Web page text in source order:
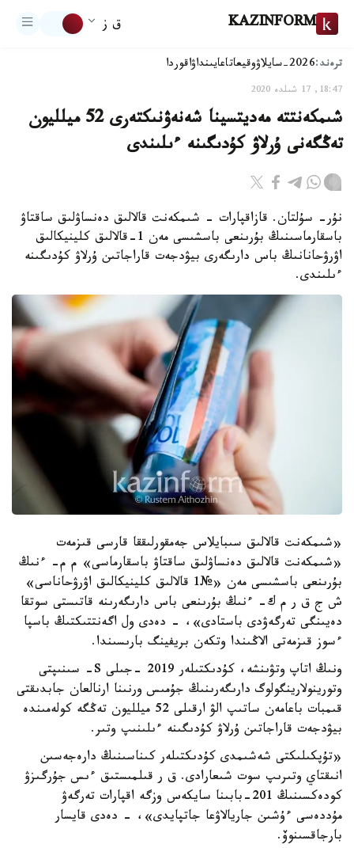
KAZINFORM ق ز
ترەند:2026-سايلاۋ وقيعاتاعايىنداۋاقوردا
18:47, 17 شىلدە 2020
شىمكەنتتە مەديتسينا شەنەۋنىكتەرى 52 ميلليون
تەڭگەنى ۇرلاۋ كۇدىگىنە ءىلىندى
نۇر- سۇلتان. قازاقپارات - شىمكەنت قالالىق دەنساۋلىق ساقتاۋ
باسقارماسىنىڭ بۇرىنعى باسشىسى مەن 1-قالالىق كلينيكالىق
اۋرۋحانانىڭ باس دارىگەرى بيۋدجەت قاراجاتىن ۇرلاۋ كۇدىگىنە
ءىلىندى.
«شىمكەنت قالالىق سىبايلاس جەمقورلىققا قارسى قىزمەت
«شىمكەنت قالالىق دەنساۋلىق ساقتاۋ باسقارماسى» م م- ءنىڭ
بۇرىنعى باسشىسى مەن «№1 قالالىق كلينيكالىق اۋرۋحاناسى»
ش ج ق ر م ك- ءنىڭ بۇرىنعى باس دارىگەرىنە قاتىستى سوتقا
دەيىنگى تەرگەۋدى باستادى»، - دەدى ول اگەنتتىكتىڭ باسپا
ءسوز قىزمەتى الاڭىندا وتكەن بريفينگ بارىسىندا.
ونىڭ اتاپ وتۋىنشە، كۇدىكتىلەر 2019 -جىلى S- سىنىپتى
وتورينولارينگولوگ دارىگەرىنىڭ جۇمىس ورنىنا ارنالعان جابدىقتى
قىمبات باعامەن ساتىپ الۋ ارقىلى 52 ميلليون تەڭگە كولەمىندە
بيۋدجەت قاراجاتىن ۇرلاۋ كۇدىگىنە ءىلىنىپ وتىر.
«تۇپكىلىكتى شەشىمدى كۇدىكتىلەر كىناسىنىڭ دارەجەسىن
انىقتاي وتىرىپ سوت شىعارادى. ق ر قىلمىستىق ءىس جۇرگىزۋ
كودەكسىنىڭ 201-بابىنا سايكەس وزگە اقپارات تەرگەۋ
مۇددەسى ءۇشىن جاريالاۋعا جاتپايدى»، - دەدى قايسار
بارجاقسىنوۆ.